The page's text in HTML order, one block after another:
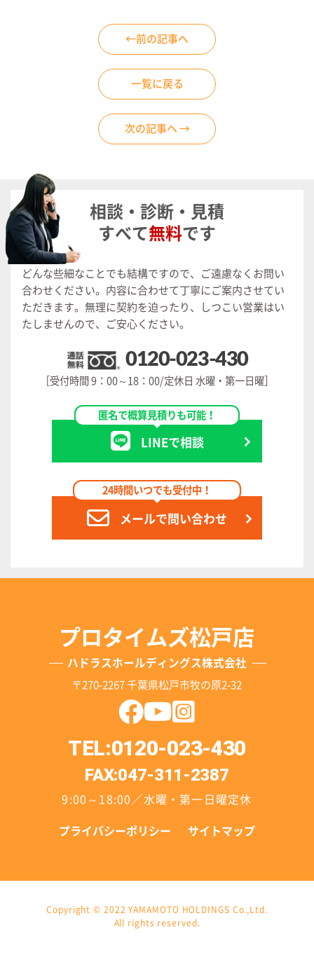
←前の記事へ
一覧に戻る
次の記事へ →
相談・診断・見積
すべて無料です
どんな些細なことでも結構ですので、ご遠慮なくお問い
合わせください。 内容に合わせて丁寧にご案内させてい
ただきます。 無理に契約を迫ったり、しつこい営業はい
たしませんので、ご安心ください。
0120-023-430
［受付時間 9：00～18：00/定休日 水曜・第一日曜］
匿名で概算見積りも可能！
LINEで相談
24時間いつでも受付中！
メールで問い合わせ
プロタイムズ松戸店
ハドラスホールディングス株式会社
〒270-2267 千葉県松戸市牧の原2-32
TEL:0120-023-430
FAX:047-311-2387
9:00～18:00／水曜・第一日曜定休
プライバシーポリシー サイトマップ
Copyright © 2022 YAMAMOTO HOLDINGS Co.,Ltd.
All rights reserved.